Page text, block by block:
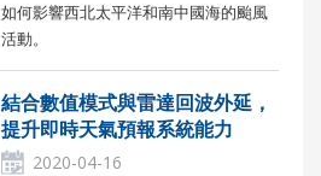
如何影響西北太平洋和南中國海的颱風
活動。
結合數值模式與雷達回波外延，
提升即時天氣預報系統能力
2020-04-16